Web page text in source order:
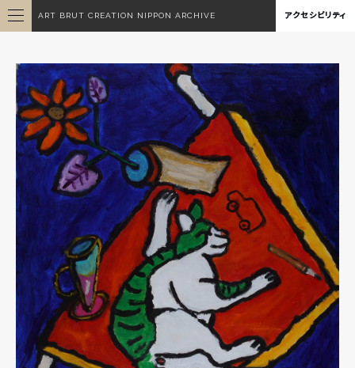
ART BRUT CREATION NIPPON ARCHIVE アクセシビリティ